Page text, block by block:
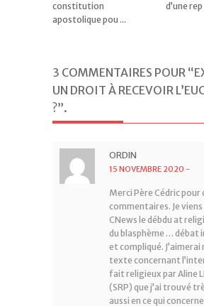
constitution
apostolique pou ...
d’une rep
3 COMMENTAIRES POUR
UN DROIT À RECEVOIR
?”.
ORDIN
15 NOVEMBRE 2020 -
Merci Père Cédric pour
commentaires. Je
CNews le débdu at
du blasphème … débat
et compliqué. J’aimerai
texte concernant
fait religieux par Aline
(SRP) que j’ai trouvé
aussi en ce qui